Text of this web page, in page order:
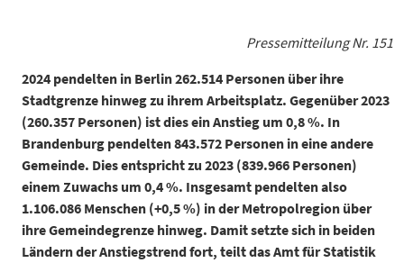
Pressemitteilung Nr. 151
2024 pendelten in Berlin 262.514 Personen über ihre
Stadtgrenze hinweg zu ihrem Arbeitsplatz. Gegenüber 2023
(260.357 Personen) ist dies ein Anstieg um 0,8 %. In
Brandenburg pendelten 843.572 Personen in eine andere
Gemeinde. Dies entspricht zu 2023 (839.966 Personen)
einem Zuwachs um 0,4 %. Insgesamt pendelten also
1.106.086 Menschen (+0,5 %) in der Metropolregion über
ihre Gemeindegrenze hinweg. Damit setzte sich in beiden
Ländern der Anstiegstrend fort, teilt das Amt für Statistik